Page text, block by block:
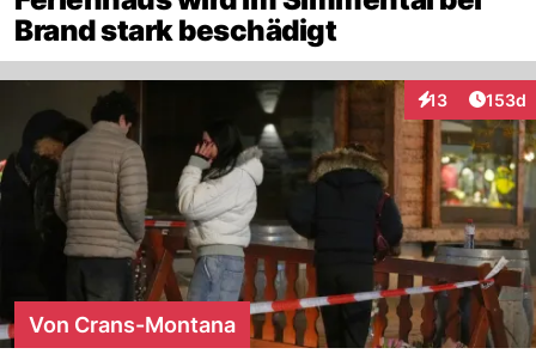
Brand stark beschädigt
13
Interaktionen
153d
Von Crans-Montana